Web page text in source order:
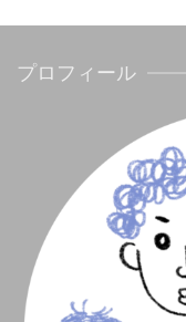
プロフィール